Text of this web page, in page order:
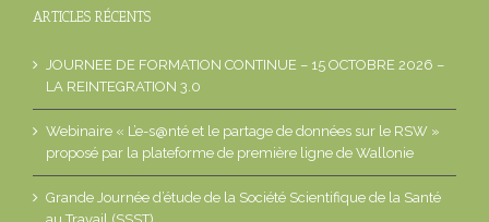
ARTICLES RÉCENTS
JOURNEE DE FORMATION CONTINUE – 15 OCTOBRE 2026 –
LA REINTEGRATION 3.0
Webinaire « L’e-s@nté et le partage de données sur le RSW »
proposé par la plateforme de première ligne de Wallonie
Grande Journée d’étude de la Société Scientifique de la Santé